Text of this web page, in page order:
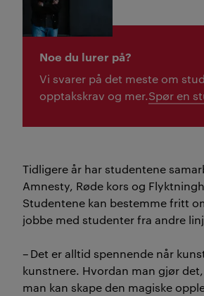
Noe du lurer på?
Vi svarer på det meste om
opptakskrav og mer.Spør en
Tidligere år har studentene
Amnesty, Røde kors og
Studentene kan bestemme fritt
jobbe med studenter fra andre
–Det er alltid spennende når
kunstnere. Hvordan man gjør
man kan skape den magiske